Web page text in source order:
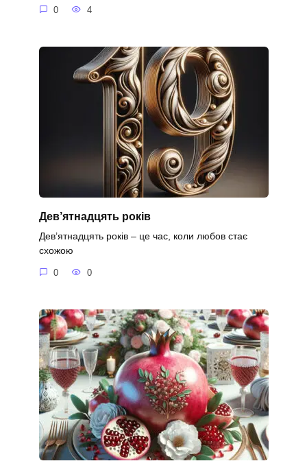
0 4
Дев’ятнадцять років
Дев’ятнадцять років – це час, коли любов стає
схожою
0 0